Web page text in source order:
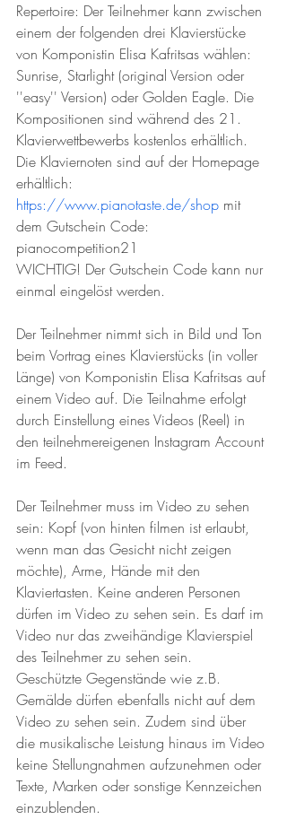
Repertoire: Der Teilnehmer kann zwischen
einem der folgenden drei Klavierstücke
von Komponistin Elisa Kafritsas wählen:
Sunrise, Starlight (original Version oder
''easy'' Version) oder Golden Eagle. Die
Kompositionen sind während des 21.
Klavierwettbewerbs kostenlos erhältlich.
Die Klaviernoten sind auf der Homepage
erhältlich:
https://www.pianotaste.de/shop mit
dem Gutschein Code:
pianocompetition21
WICHTIG! Der Gutschein Code kann nur
einmal eingelöst werden.
Der Teilnehmer nimmt sich in Bild und Ton
beim Vortrag eines Klavierstücks (in voller
Länge) von Komponistin Elisa Kafritsas auf
einem Video auf. Die Teilnahme erfolgt
durch Einstellung eines Videos (Reel) in
den teilnehmereigenen Instagram Account
im Feed.
Der Teilnehmer muss im Video zu sehen
sein: Kopf (von hinten filmen ist erlaubt,
wenn man das Gesicht nicht zeigen
möchte), Arme, Hände mit den
Klaviertasten. Keine anderen Personen
dürfen im Video zu sehen sein. Es darf im
Video nur das zweihändige Klavierspiel
des Teilnehmer zu sehen sein.
Geschützte Gegenstände wie z.B.
Gemälde dürfen ebenfalls nicht auf dem
Video zu sehen sein. Zudem sind über
die musikalische Leistung hinaus im Video
keine Stellungnahmen aufzunehmen oder
Texte, Marken oder sonstige Kennzeichen
einzublenden.